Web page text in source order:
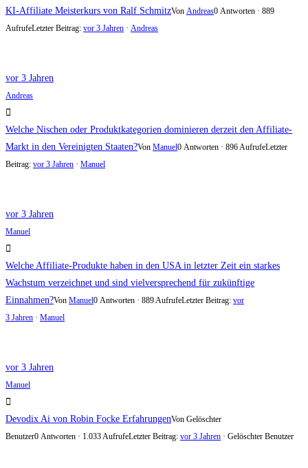
KI-Affiliate Meisterkurs von Ralf SchmitzVon Andreas0 Antworten · 889
AufrufeLetzter Beitrag: vor 3 Jahren · Andreas
vor 3 Jahren
Andreas
Welche Nischen oder Produktkategorien dominieren derzeit den Affiliate-
Markt in den Vereinigten Staaten?Von Manuel0 Antworten · 896 AufrufeLetzter
Beitrag: vor 3 Jahren · Manuel
vor 3 Jahren
Manuel
Welche Affiliate-Produkte haben in den USA in letzter Zeit ein starkes
Wachstum verzeichnet und sind vielversprechend für zukünftige
Einnahmen?Von Manuel0 Antworten · 889 AufrufeLetzter Beitrag: vor
3 Jahren · Manuel
vor 3 Jahren
Manuel
Devodix Ai von Robin Focke ErfahrungenVon Gelöschter
Benutzer0 Antworten · 1.033 AufrufeLetzter Beitrag: vor 3 Jahren · Gelöschter Benutzer